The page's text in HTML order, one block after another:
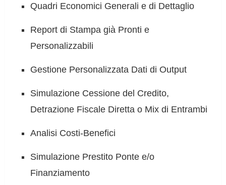
Quadri Economici Generali e di Dettaglio
Report di Stampa già Pronti e
Personalizzabili
Gestione Personalizzata Dati di Output
Simulazione Cessione del Credito,
Detrazione Fiscale Diretta o Mix di Entrambi
Analisi Costi-Benefici
Simulazione Prestito Ponte e/o
Finanziamento